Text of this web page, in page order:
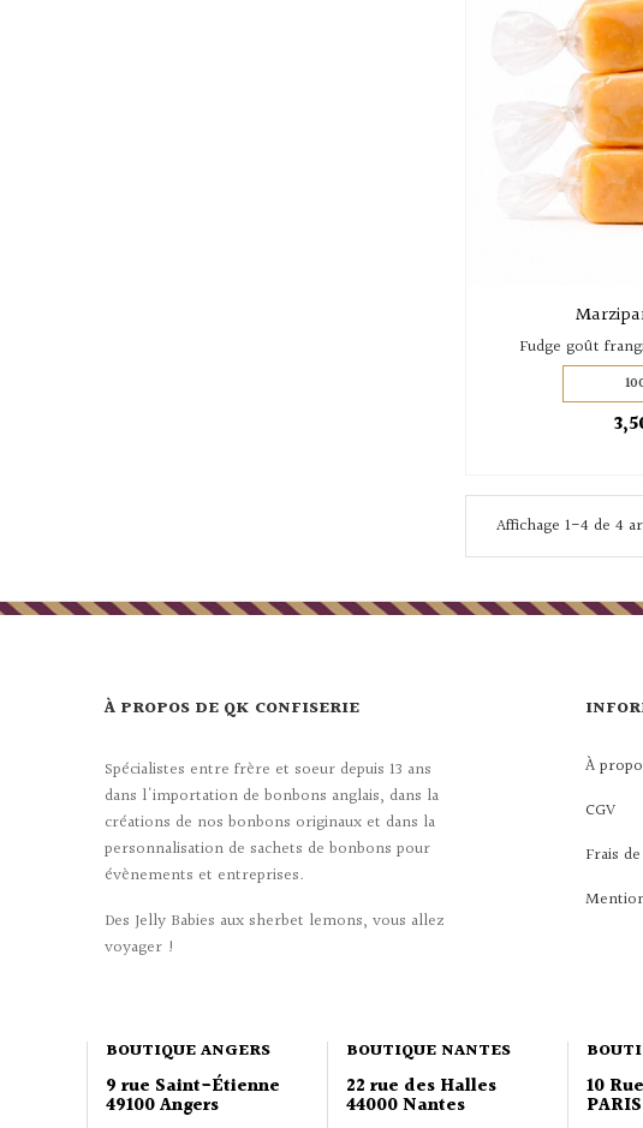
Fudge goût
Affichage 1-4 de 4
À PROPOS DE QK CONFISERIE
Spécialistes entre frère et soeur depuis 13 ans
dans l'importation de bonbons anglais, dans la
créations de nos bonbons originaux et dans la
personnalisation de sachets de bonbons pour
évènements et entreprises.
Des Jelly Babies aux sherbet lemons, vous allez
voyager !
À
CGV
Frais
BOUTIQUE ANGERS
9 rue Saint-Étienne
49100 Angers
BOUTIQUE NANTES
22 rue des Halles
44000 Nantes
10